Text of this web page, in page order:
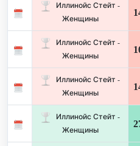
Иллинойс Стейт -
Женщины
Иллинойс Стейт -
Женщины
Иллинойс Стейт -
Женщины
Иллинойс Стейт -
Женщины